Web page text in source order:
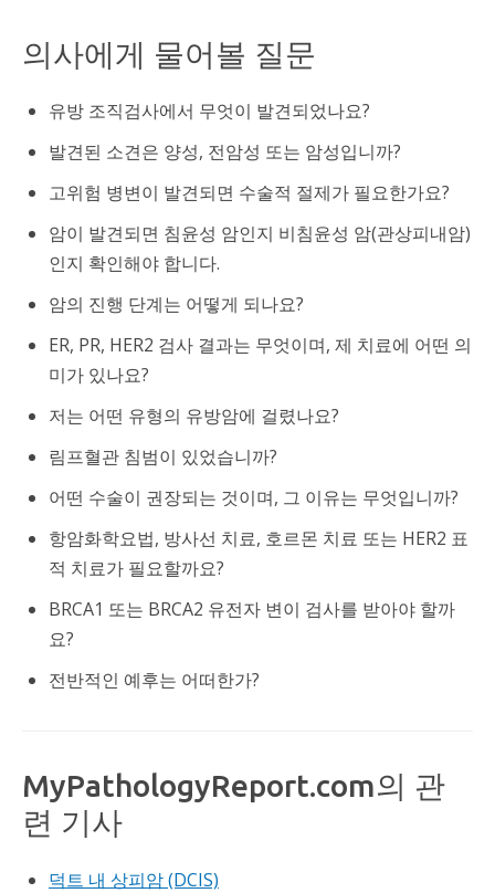
의사에게 물어볼 질문
유방 조직검사에서 무엇이 발견되었나요?
발견된 소견은 양성, 전암성 또는 암성입니까?
고위험 병변이 발견되면 수술적 절제가 필요한가요?
암이 발견되면 침윤성 암인지 비침윤성 암(관상피내암)
인지 확인해야 합니다.
암의 진행 단계는 어떻게 되나요?
ER, PR, HER2 검사 결과는 무엇이며, 제 치료에 어떤 의
미가 있나요?
저는 어떤 유형의 유방암에 걸렸나요?
림프혈관 침범이 있었습니까?
어떤 수술이 권장되는 것이며, 그 이유는 무엇입니까?
항암화학요법, 방사선 치료, 호르몬 치료 또는 HER2 표
적 치료가 필요할까요?
BRCA1 또는 BRCA2 유전자 변이 검사를 받아야 할까
요?
전반적인 예후는 어떠한가?
MyPathologyReport.com의 관
련 기사
덕트 내 상피암 (DCIS)